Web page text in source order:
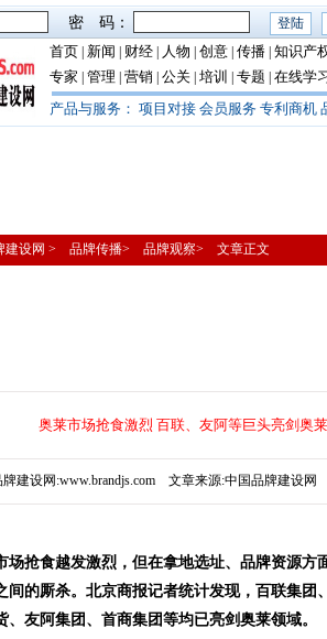
密 码：
首页 新闻 财经 人物 创意 传播 知识产
专家 管理 营销 公关 培训 专题 在线学
产品与服务： 项目对接 会员服务 专利商机
建设网 > 品牌传播> 品牌观察> 文章正文
奥莱市场抢食激烈 百联、友阿等巨头亮剑奥
牌建设网:www.brandjs.com 文章来源:中国品牌建设网
抢食越发激烈，但在拿地选址、品牌资源方
间的厮杀。北京商报记者统计发现，百联集团
、友阿集团、首商集团等均已亮剑奥莱领域。